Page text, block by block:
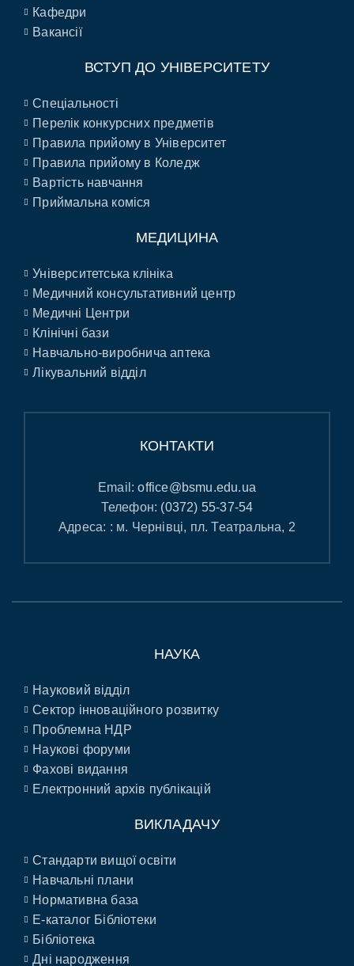
Кафедри
Вакансії
ВСТУП ДО УНІВЕРСИТЕТУ
Спеціальності
Перелік конкурсних предметів
Правила прийому в Університет
Правила прийому в Коледж
Вартість навчання
Приймальна коміся
МЕДИЦИНА
Університетська клініка
Медичний консультативний центр
Медичні Центри
Клінічні бази
Навчально-виробнича аптека
Лікувальний відділ
КОНТАКТИ
Email:office@bsmu.edu.ua
Телефон: (0372) 55-37-54
Адреса: : м. Чернівці, пл. Театральна, 2
НАУКА
Науковий відділ
Сектор інноваційного розвитку
Проблемна НДР
Наукові форуми
Фахові видання
Електронний архів публікацій
ВИКЛАДАЧУ
Стандарти вищої освіти
Навчальні плани
Нормативна база
E-каталог Бібліотеки
Бібліотека
Дні народження